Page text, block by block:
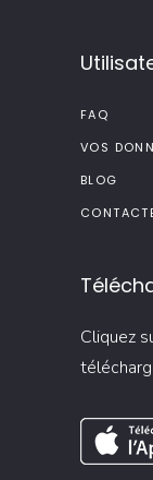
FAQ
VOS
BLOG
Cliquez